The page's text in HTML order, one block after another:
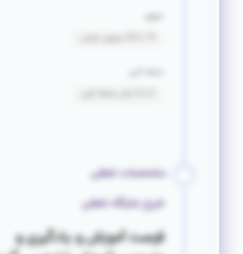
مشخصات شغلی
شرح جایگاه شغلی
فرصت آموزش و یادگیری و